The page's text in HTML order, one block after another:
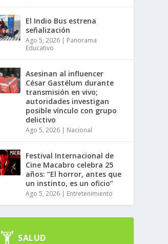
El Indio Bus estrena
señalización
Ago 5, 2026 | Panorama
Educativo
Asesinan al influencer
César Gastélum durante
transmisión en vivo;
autoridades investigan
posible vínculo con grupo
delictivo
Ago 5, 2026 | Nacional
Festival Internacional de
Cine Macabro celebra 25
años: “El horror, antes que
un instinto, es un oficio”
Ago 5, 2026 | Entretenimiento
SALUD